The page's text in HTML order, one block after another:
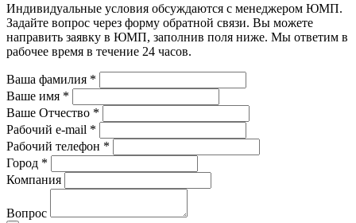
Индивидуальные условия обсуждаются с менеджером ЮМП.
Задайте вопрос через форму обратной связи. Вы можете
направить заявку в ЮМП, заполнив поля ниже. Mы ответим в
рабочее время в течение 24 часов.
Ваша фамилия *
Ваше имя *
Ваше Отчество *
Рабочий e-mail *
Рабочий телефон *
Город *
Компания
Вопрос